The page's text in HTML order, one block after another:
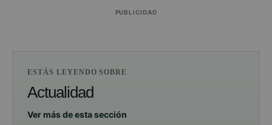
PUBLICIDAD
ESTÁS LEYENDO SOBRE
Actualidad
Ver más de esta sección